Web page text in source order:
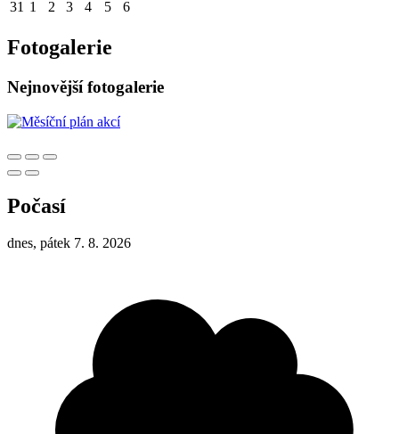
31 1 2 3 4 5 6
Fotogalerie
Nejnovější fotogalerie
Počasí
dnes, pátek 7. 8. 2026